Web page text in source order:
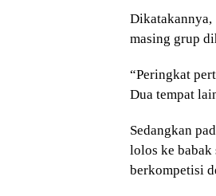
Dikatakannya,
masing grup
“Peringkat
Dua tempat
Sedangkan
lolos ke babak
berkompetisi